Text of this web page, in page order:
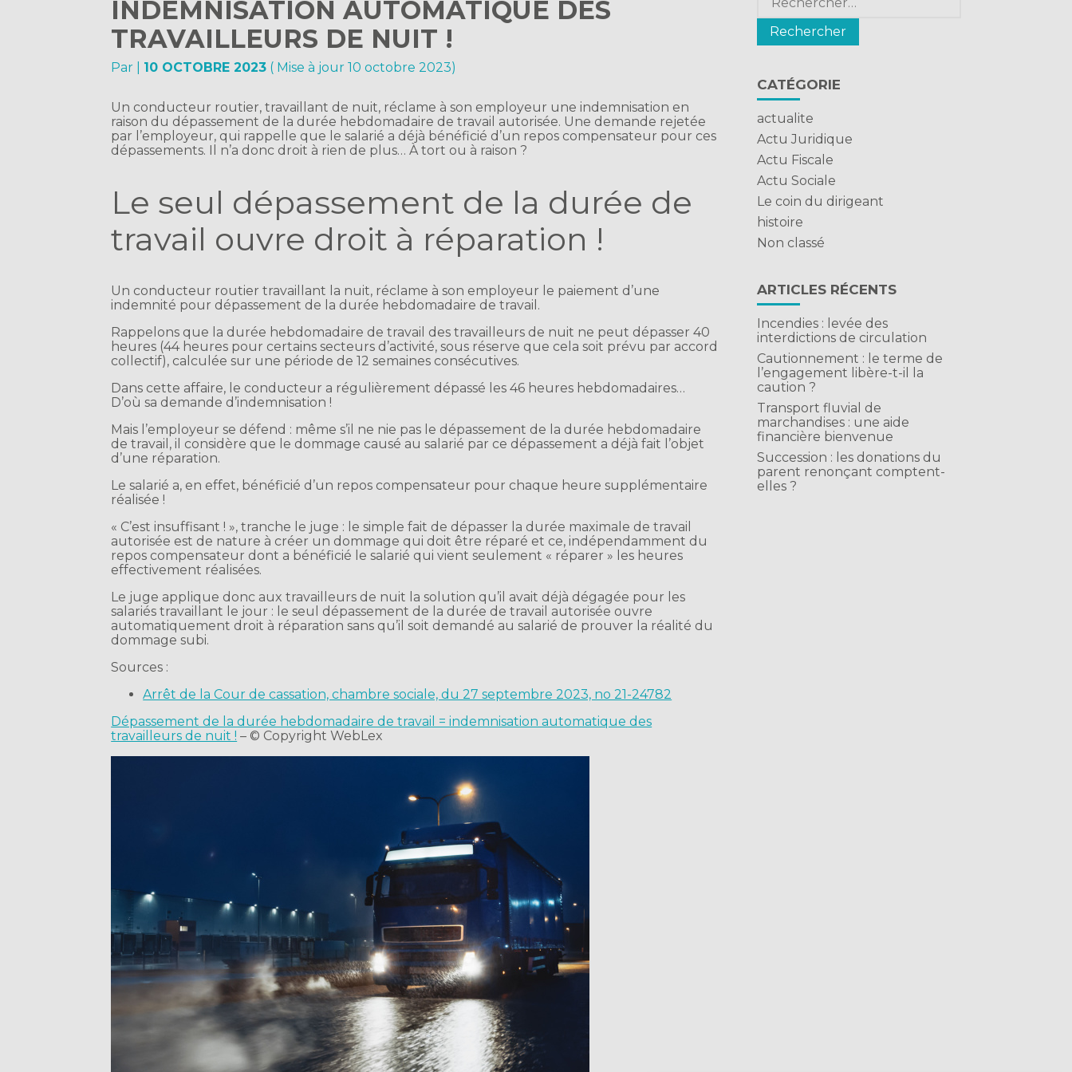
INDEMNISATION AUTOMATIQUE DES
TRAVAILLEURS DE NUIT !
Par 10 OCTOBRE 2023 ( Mise à jour 10 octobre 2023)
Un conducteur routier, travaillant de nuit, réclame à son employeur une indemnisation en
raison du dépassement de la durée hebdomadaire de travail autorisée. Une demande rejetée
par l’employeur, qui rappelle que le salarié a déjà bénéficié d’un repos compensateur pour ces
dépassements. Il n’a donc droit à rien de plus… À tort ou à raison ?
Le seul dépassement de la durée de
travail ouvre droit à réparation !
Un conducteur routier travaillant la nuit, réclame à son employeur le paiement d’une
indemnité pour dépassement de la durée hebdomadaire de travail.
Rappelons que la durée hebdomadaire de travail des travailleurs de nuit ne peut dépasser 40
heures (44 heures pour certains secteurs d’activité, sous réserve que cela soit prévu par accord
collectif), calculée sur une période de 12 semaines consécutives.
Dans cette affaire, le conducteur a régulièrement dépassé les 46 heures hebdomadaires…
D’où sa demande d’indemnisation !
Mais l’employeur se défend : même s’il ne nie pas le dépassement de la durée hebdomadaire
de travail, il considère que le dommage causé au salarié par ce dépassement a déjà fait l’objet
d’une réparation.
Le salarié a, en effet, bénéficié d’un repos compensateur pour chaque heure supplémentaire
réalisée !
« C’est insuffisant ! », tranche le juge : le simple fait de dépasser la durée maximale de travail
autorisée est de nature à créer un dommage qui doit être réparé et ce, indépendamment du
repos compensateur dont a bénéficié le salarié qui vient seulement « réparer » les heures
effectivement réalisées.
Le juge applique donc aux travailleurs de nuit la solution qu’il avait déjà dégagée pour les
salariés travaillant le jour : le seul dépassement de la durée de travail autorisée ouvre
automatiquement droit à réparation sans qu’il soit demandé au salarié de prouver la réalité du
dommage subi.
Sources :
Arrêt de la Cour de cassation, chambre sociale, du 27 septembre 2023, no 21-24782
Dépassement de la durée hebdomadaire de travail = indemnisation automatique des
travailleurs de nuit ! – © Copyright WebLex
CATÉGORIE
actualite
Actu Juridique
Actu Fiscale
Actu Sociale
Le coin du dirigeant
histoire
Non classé
ARTICLES RÉCENTS
Incendies : levée des
interdictions de circulation
Cautionnement : le terme de
l’engagement libère-t-il la
caution ?
Transport fluvial de
marchandises : une aide
financière bienvenue
Succession : les donations du
parent renonçant comptent-
elles ?